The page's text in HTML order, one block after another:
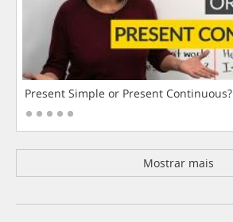
Present Simple or Present Continuous?
Mostrar mais